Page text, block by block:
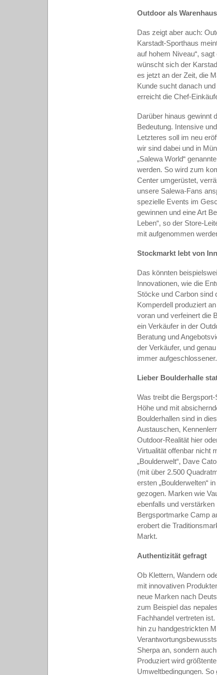
Outdoor als
Das zeigt aber auch:
Karstadt-Sporthaus
auf hohem Niveau“,
wünscht sich der
es jetzt an der Zeit, die
Kunde sucht danach
erreicht die Chef-
Darüber hinaus gewinnt
Bedeutung. Intensive
Letzteres soll im neu
wir sind dabei und in
„Salewa World“
werden. So wird zum
Center umgerüstet,
unsere Salewa-Fans
spezielle Events im
gewinnen und eine Art
Leben“, so der Store-
mit aufgenommen
Stockmarkt lebt von
Das könnten
Innovationen, wie die
Stöcke und Carbon sind
Komperdell produziert
voran und verfeinert die
ein Verkäufer in der
Beratung und
der Verkäufer, und
immer aufgeschlossener.
Lieber Boulderhalle
Was treibt die
Höhe und mit
Boulderhallen sind in
Austauschen,
Outdoor-Realität hier
Virtualität offenbar nicht
„Boulderwelt“, Dave
(mit über 2.500
ersten „Boulderwelten“
gezogen. Marken wie
ebenfalls und
Bergsportmarke Camp
erobert die
Markt.
Authentizität gefragt
Ob Klettern, Wandern
mit innovativen
neue Marken nach
zum Beispiel das
Fachhandel vertreten
hin zu handgestrickten
Sherpa an, sondern
Produziert wird
Umweltbedingungen.